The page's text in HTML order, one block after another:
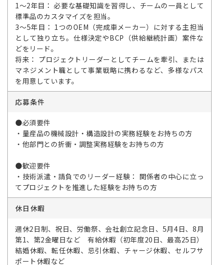
1～2年目： 必要な基礎知識を習得し、チームの一員として
標準品のカスタマイズを担当。
3～5年目： 1つのOEM（完成車メーカー）に対する主担当
として独り立ち。仕様決定やBCP（供給継続計画）案件な
どをリード。
将来： プロジェクトリーダーとしてチームを牽引、または
マネジメント職として事業戦略に携わるなど、多様なパス
を用意しています。
応募条件
●必須要件
・量産品の機械設計・構造設計の実務経験をお持ちの方
・他部門との折衝・調整実務経験をお持ちの方
●歓迎要件
・技術派遣・請負でのリーダー経験： 関係者の中心に立っ
てプロジェクトを推進した経験をお持ちの方
休日休暇
週休2日制、祝日、労働祭、会社創立記念日、5月4日、8月
第1、第2金曜日など 有給休暇（初年度20日、最高25日）
結婚休暇、転任休暇、忌引休暇、チャージ休暇、セルフサ
ポート休暇など